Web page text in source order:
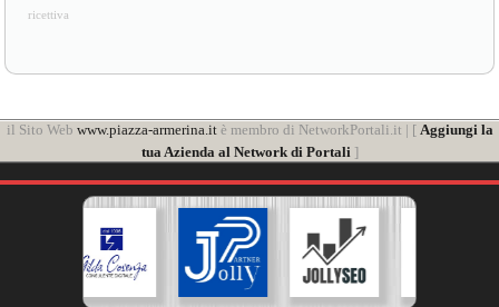
ricettiva
il Sito Web www.piazza-armerina.itè membro di NetworkPortali.it | [ Aggiungi la
tua Azienda al Network di Portali ]